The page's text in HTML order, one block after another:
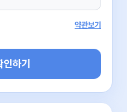
약관보기
하기